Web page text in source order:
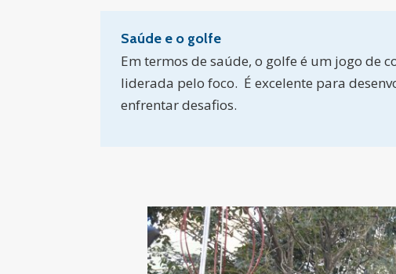
Saúde e o golfe
Em termos de saúde, o golfe é um jogo de
liderada pelo foco. É excelente para
enfrentar desafios.